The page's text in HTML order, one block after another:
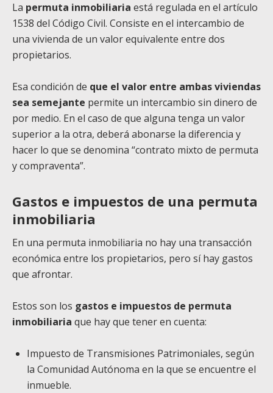
La permuta inmobiliaria está regulada en el artículo
1538 del Código Civil. Consiste en el intercambio de
una vivienda de un valor equivalente entre dos
propietarios.
Esa condición de que el valor entre ambas viviendas
sea semejante permite un intercambio sin dinero de
por medio. En el caso de que alguna tenga un valor
superior a la otra, deberá abonarse la diferencia y
hacer lo que se denomina “contrato mixto de permuta
y compraventa”.
Gastos e impuestos de una permuta
inmobiliaria
En una permuta inmobiliaria no hay una transacción
económica entre los propietarios, pero sí hay gastos
que afrontar.
Estos son los gastos e impuestos de permuta
inmobiliaria que hay que tener en cuenta:
Impuesto de Transmisiones Patrimoniales, según
la Comunidad Autónoma en la que se encuentre el
inmueble.